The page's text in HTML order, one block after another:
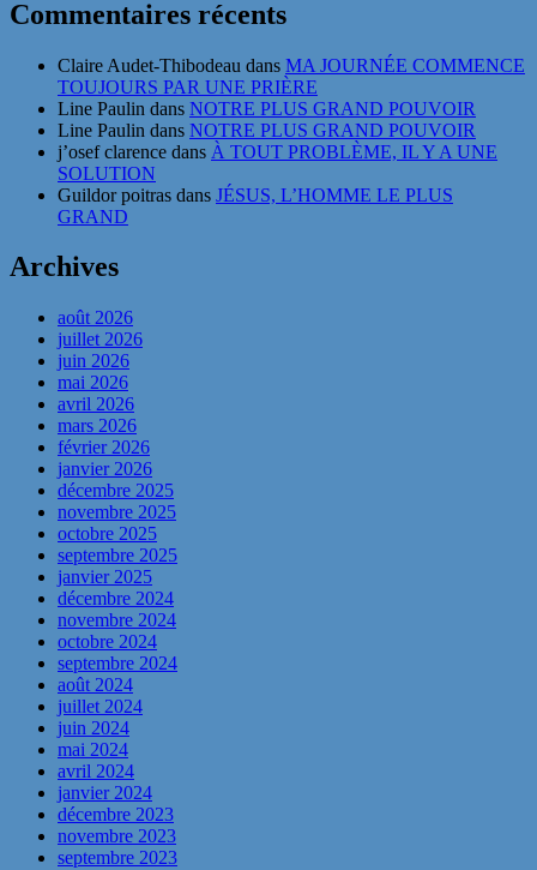
Commentaires récents
Claire Audet-Thibodeau dans MA JOURNÉE COMMENCE
TOUJOURS PAR UNE PRIÈRE
Line Paulin dans NOTRE PLUS GRAND POUVOIR
Line Paulin dans NOTRE PLUS GRAND POUVOIR
j’osef clarence dans À TOUT PROBLÈME, IL Y A UNE
SOLUTION
Guildor poitras dans JÉSUS, L’HOMME LE PLUS
GRAND
Archives
août 2026
juillet 2026
juin 2026
mai 2026
avril 2026
mars 2026
février 2026
janvier 2026
décembre 2025
novembre 2025
octobre 2025
septembre 2025
janvier 2025
décembre 2024
novembre 2024
octobre 2024
septembre 2024
août 2024
juillet 2024
juin 2024
mai 2024
avril 2024
janvier 2024
décembre 2023
novembre 2023
septembre 2023